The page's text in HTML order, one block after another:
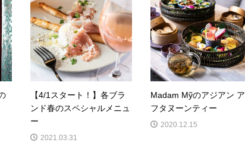
【4/1スタート！】各ブラ
ンド春のスペシャルメニュ
ー
2021.03.31
Madam Mỹのアジアン ア
フタヌーンティー
2020.12.15